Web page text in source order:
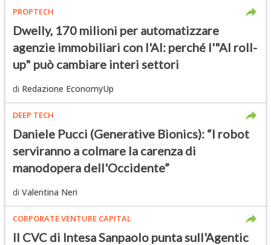
PROPTECH
Dwelly, 170 milioni per automatizzare
agenzie immobiliari con l'AI: perché l'"AI roll-
up" può cambiare interi settori
di Redazione EconomyUp
DEEP TECH
Daniele Pucci (Generative Bionics): “I robot
serviranno a colmare la carenza di
manodopera dell'Occidente”
di Valentina Neri
CORPORATE VENTURE CAPITAL
Il CVC di Intesa Sanpaolo punta sull'Agentic